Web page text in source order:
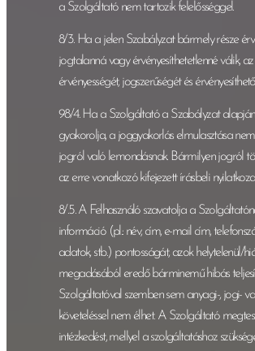
a Szolgáltató nem tartozik felelősséggel.
8/3. Ha a jelen Szabályzat bármely része
jogtalanná vagy érvényesíthetetlenné válik,
érvényességét, jogszerűségét és
98/4. Ha a Szolgáltató a Szabályzat
gyakorolja, a joggyakorlás elmulasztása
jogról való lemondásnak. Bármilyen jogról
az erre vonatkozó kifejezett írásbeli
8/.5. A Felhasználó szavatolja a
információ (pl.: név, cím, e-mail cím,
adatok, stb.) pontosságát, azok helytelenül/
megadásából eredő bárminemű hibás
Szolgáltatóval szemben sem anyagi-, jogi-
követeléssel nem élhet. A Szolgáltató
intézkedést, mellyel a szolgáltatáshoz